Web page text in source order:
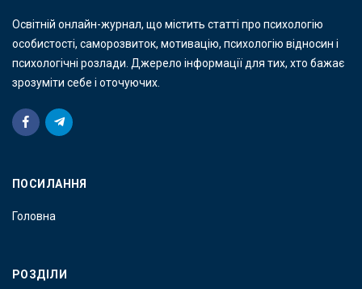
Освітній онлайн-журнал, що містить статті про психологію
особистості, саморозвиток, мотивацію, психологію відносин і
психологічні розлади. Джерело інформації для тих, хто бажає
зрозуміти себе і оточуючих.
ПОСИЛАННЯ
Головна
РОЗДІЛИ